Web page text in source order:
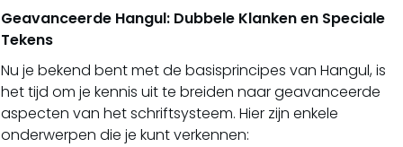
Geavanceerde Hangul: Dubbele Klanken en Speciale
Tekens
Nu je bekend bent met de basisprincipes van Hangul, is
het tijd om je kennis uit te breiden naar geavanceerde
aspecten van het schriftsysteem. Hier zijn enkele
onderwerpen die je kunt verkennen: